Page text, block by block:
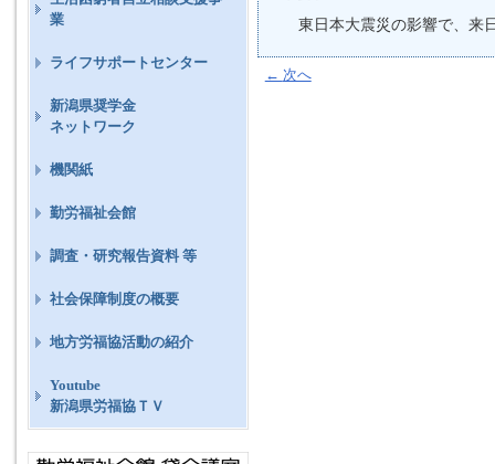
東日本大震災の影響で、来
← 次へ
業
ライフサポートセンター
新潟県奨学金
ネットワーク
機関紙
勤労福祉会館
調査・研究報告資料 等
社会保障制度の概要
地方労福協活動の紹介
Youtube
新潟県労福協ＴＶ